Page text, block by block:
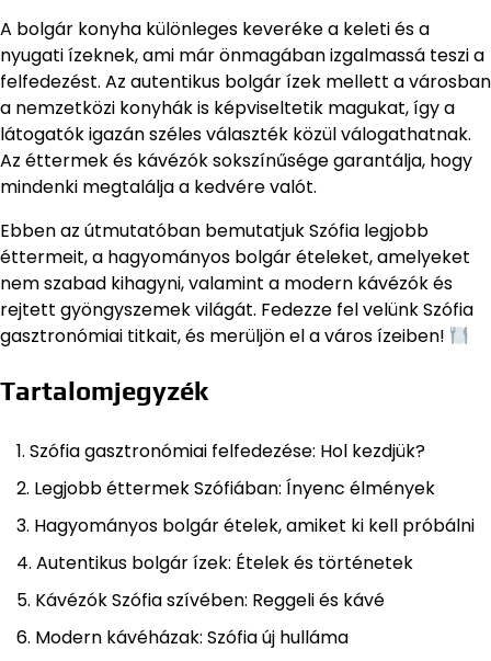
A bolgár konyha különleges keveréke a keleti és a
nyugati ízeknek, ami már önmagában izgalmassá teszi a
felfedezést. Az autentikus bolgár ízek mellett a városban
a nemzetközi konyhák is képviseltetik magukat, így a
látogatók igazán széles választék közül válogathatnak.
Az éttermek és kávézók sokszínűsége garantálja, hogy
mindenki megtalálja a kedvére valót.
Ebben az útmutatóban bemutatjuk Szófia legjobb
éttermeit, a hagyományos bolgár ételeket, amelyeket
nem szabad kihagyni, valamint a modern kávézók és
rejtett gyöngyszemek világát. Fedezze fel velünk Szófia
gasztronómiai titkait, és merüljön el a város ízeiben!
Tartalomjegyzék
Szófia gasztronómiai felfedezése: Hol kezdjük?
Legjobb éttermek Szófiában: Ínyenc élmények
Hagyományos bolgár ételek, amiket ki kell próbálni
Autentikus bolgár ízek: Ételek és történetek
Kávézók Szófia szívében: Reggeli és kávé
Modern kávéházak: Szófia új hulláma